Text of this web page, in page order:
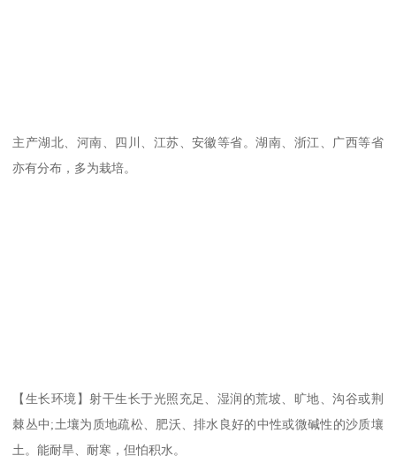
主产湖北、河南、四川、江苏、安徽等省。湖南、浙江、广西等省
亦有分布，多为栽培。
【生长环境】射干生长于光照充足、湿润的荒坡、旷地、沟谷或荆
棘丛中;土壤为质地疏松、肥沃、排水良好的中性或微碱性的沙质壤
土。能耐旱、耐寒，但怕积水。